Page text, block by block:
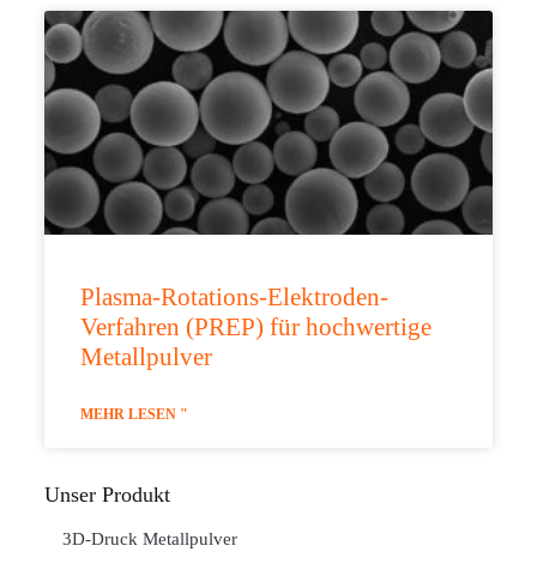
Plasma-Rotations-Elektroden-
Verfahren (PREP) für hochwertige
Metallpulver
MEHR LESEN "
Unser Produkt
3D-Druck Metallpulver